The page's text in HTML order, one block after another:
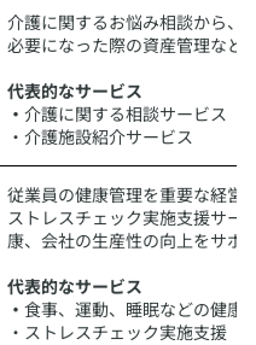
介護に関するお悩み相談から、
必要になった際の資産管理など
代表的なサービス
・ 介護に関する相談サービス（
・介護施設紹介サービス
従業員の健康管理を重要な経営
ストレスチェック実施支援サー
康、会社の生産性の向上をサポ
代表的なサービス
・ 食事、運動、睡眠などの健康
・ストレスチェック実施支援